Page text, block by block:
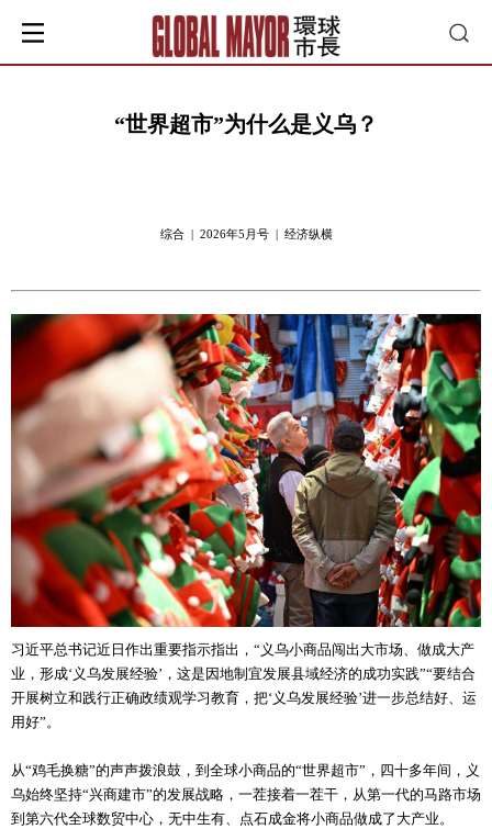
“世界超市”为什么是义乌？
综合 | 2026年5月号 | 经济纵横
习近平总书记近日作出重要指示指出，“义乌小商品闯出大市场、做成大产
业，形成‘义乌发展经验’，这是因地制宜发展县域经济的成功实践”“要结合
开展树立和践行正确政绩观学习教育，把‘义乌发展经验’进一步总结好、运
用好”。
从“鸡毛换糖”的声声拨浪鼓，到全球小商品的“世界超市”，四十多年间，义
乌始终坚持“兴商建市”的发展战略，一茬接着一茬干，从第一代的马路市场
到第六代全球数贸中心，无中生有、点石成金将小商品做成了大产业。